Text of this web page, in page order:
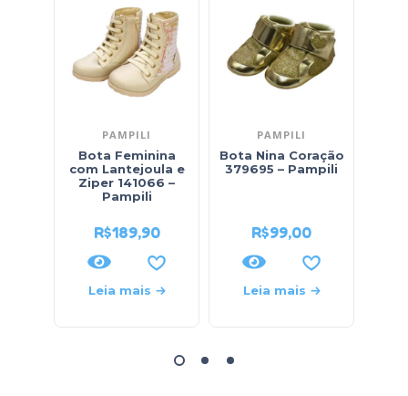
PAMPILI
Bota Feminina
com Lantejoula e
Ziper 141066 –
Pampili
R$189,90
Leia mais
PAMPILI
Bota Nina Coração
379695 – Pampili
R$99,00
Leia mais